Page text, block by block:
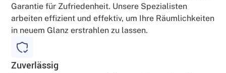
Garantie für Zufriedenheit. Unsere Spezialisten
arbeiten effizient und effektiv, um Ihre Räumlichkeiten
in neuem Glanz erstrahlen zu lassen.
Zuverlässig